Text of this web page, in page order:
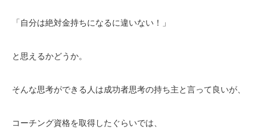
「自分は絶対金持ちになるに違いない！」
と思えるかどうか。
そんな思考ができる人は成功者思考の持ち主と言って良いが、
コーチング資格を取得したぐらいでは、